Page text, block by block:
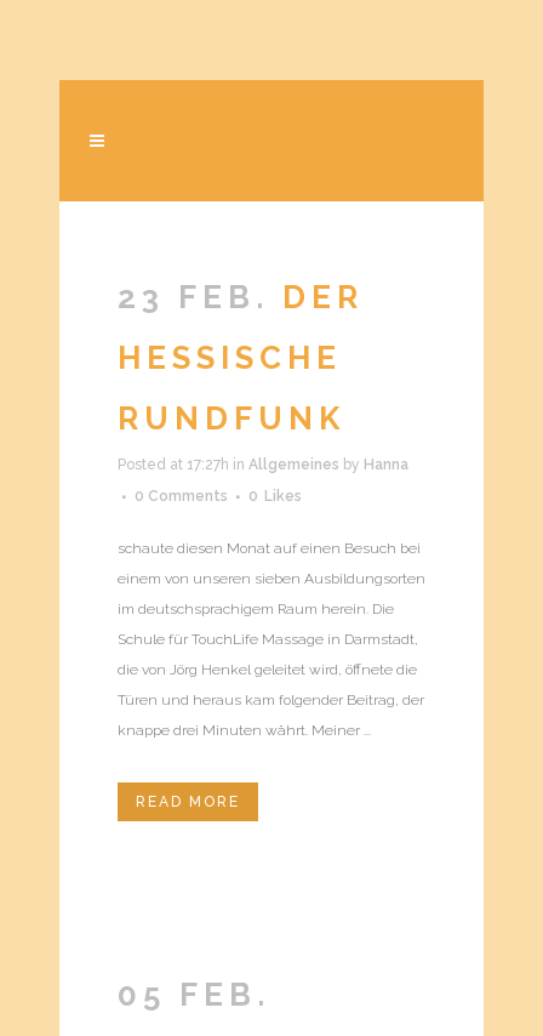
23 FEB.
DER
HESSISCHE
RUNDFUNK
Posted at 17:27h in Allgemeines by Hanna
0 Comments
0 Likes
schaute diesen Monat auf einen Besuch bei
einem von unseren sieben Ausbildungsorten
im deutschsprachigem Raum herein. Die
Schule für TouchLife Massage in Darmstadt,
die von Jörg Henkel geleitet wird, öffnete die
Türen und heraus kam folgender Beitrag, der
knappe drei Minuten währt. Meiner ...
READ MORE
05 FEB.